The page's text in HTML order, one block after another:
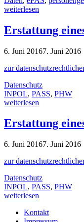
weiterlesen
Erstattung
6. Juni 20167. Juni 2016
zur
Datenschutz
INPOL, PASS, PHW
weiterlesen
Erstattung
6. Juni 20167. Juni 2016
zur
Datenschutz
INPOL, PASS, PHW
weiterlesen
Kontakt